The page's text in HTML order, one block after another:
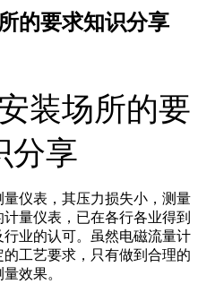
的要求知识分享
装场所的要
分享
仪表，其压力损失小，测量
量仪表，已在各行各业得到
业的认可。虽然电磁流量计
工艺要求，只有做到合理的
效果。